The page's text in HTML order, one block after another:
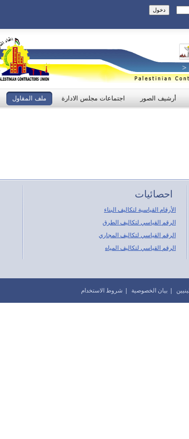
أرشيف الصور اجتماعات مجلس الادارة ملف المقاول
احصائيات
الأرقام القياسية لتكاليف البناء
الرقم القياسي لتكاليف الطرق
الرقم القياسي لتكاليف المجاري
الرقم القياسي لتكاليف المياه
بيان الخصوصية شروط الاستخدام